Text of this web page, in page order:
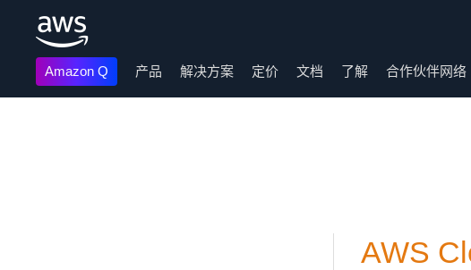
Amazon Q 产品 解决方案 定价 文档 了解 合作伙伴网络
AWS